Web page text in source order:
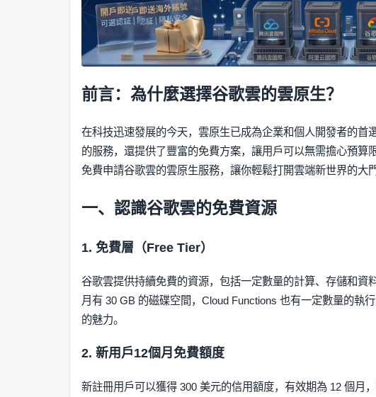
前言：為什麼選擇谷歌雲的雲原生？
在科技迅速發展的今天，雲原生已成為企業和個人開發者的首
的服務，還提供了豐富的免費方案，讓用戶可以無需擔心預
免費申請谷歌雲的雲原生服務，讓你輕鬆打開雲端新世界的大門
一、認識谷歌雲的免費資源
1. 免費層（Free Tier）
谷歌雲提供持續免費的資源，包括一定數量的計算、存儲和資
月有 30 GB 的磁碟空間，Cloud Functions 也有一定數量的執
的魅力。
2. 新用戶12個月免費額度
新註冊用戶可以獲得 300 美元的信用額度，有效期為 12 個月